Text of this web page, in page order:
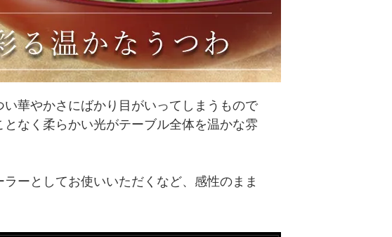
華やかさにばかり目がいってしまうもので
なく柔らかい光がテーブル全体を温かな雰
ーとしてお使いいただくなど、感性のまま